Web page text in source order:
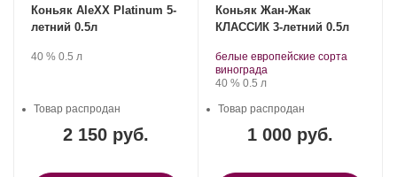
Коньяк AleXX Platinum 5-
летний 0.5л
Производитель:
.Крепость
40 %. Объем
0.5 л
2 150 руб.
Товар распродан
Коньяк Жан-Жак
КЛАССИК 3-летний 0.5л
Производитель:
Группа
компаний
.
Сорт
винограда:
белые европейские сорта
винограда
Крепость
40 %. Объем
0.5 л
1 000 руб.
Товар распродан